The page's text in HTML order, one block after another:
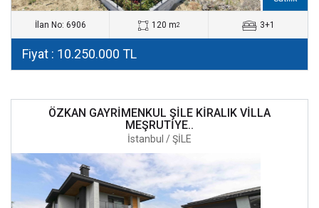
İlan No: 6906 120 m2 3+1
Fiyat : 10.250.000 TL
ÖZKAN GAYRİMENKUL ŞİLE KİRALIK VİLLA
MEŞRUTİYE..
İstanbul / ŞİLE